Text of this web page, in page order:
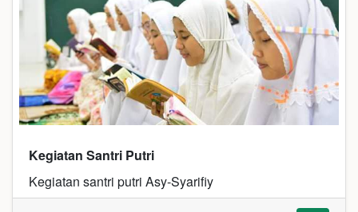
Kegiatan Santri Putri
Kegiatan santri putri Asy-Syarifiy